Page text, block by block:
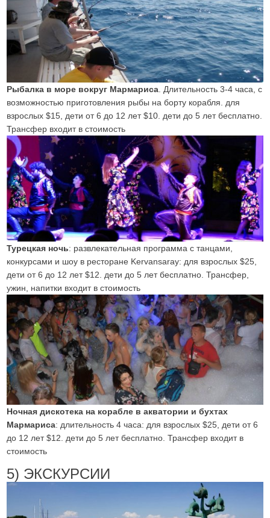
Рыбалка в море вокруг Мармариса . Длительность 3-4 часа, с
возможностью приготовления рыбы на борту корабля. для
взрослых $15, дети от 6 до 12 лет $10. дети до 5 лет бесплатно.
Трансфер входит в стоимость
Турецкая ночь: развлекательная программа с танцами,
конкурсами и шоу в ресторане Kervansaray: для взрослых $25,
дети от 6 до 12 лет $12. дети до 5 лет бесплатно. Трансфер,
ужин, напитки входит в стоимость
Ночная дискотека на корабле в акватории и бухтах
Мармариса: длительность 4 часа: для взрослых $25, дети от 6
до 12 лет $12. дети до 5 лет бесплатно. Трансфер входит в
стоимость
5) ЭКСКУРСИИ